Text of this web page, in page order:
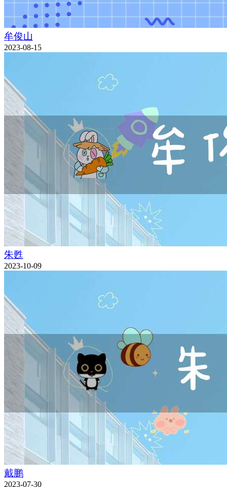
牟俊山
2023-08-15
朱甦
2023-10-09
戴鹏
2023-07-30